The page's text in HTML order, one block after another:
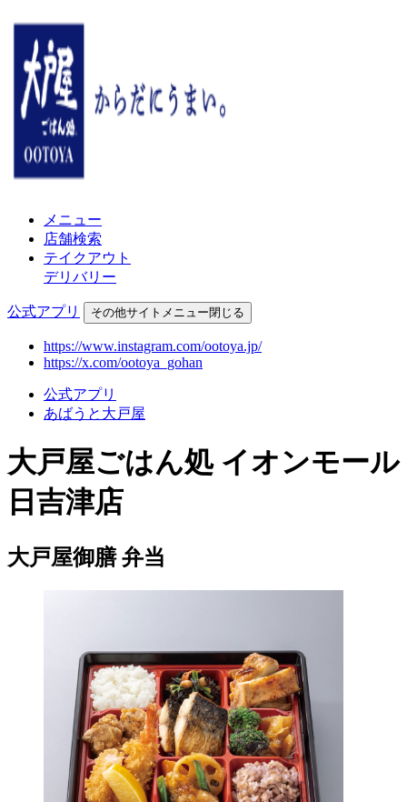
メニュー
店舗検索
テイクアウト
デリバリー
公式アプリ その他サイトメニュー閉じる
https://www.instagram.com/ootoya.jp/
https://x.com/ootoya_gohan
公式アプリ
あばうと大戸屋
大戸屋ごはん処 イオンモール
日吉津店
大戸屋御膳 弁当